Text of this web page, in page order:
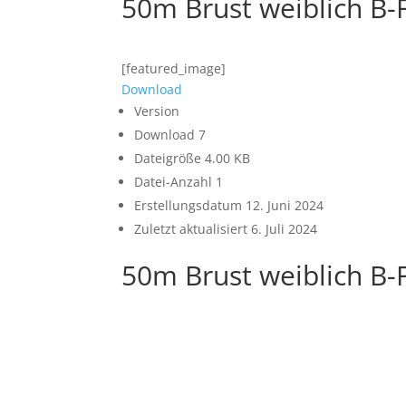
50m Brust weiblich B-
[featured_image]
Download
Version
Download7
Dateigröße4.00 KB
Datei-Anzahl 1
Erstellungsdatum 12. Juni 2024
Zuletzt aktualisiert6. Juli 2024
50m Brust weiblich B-